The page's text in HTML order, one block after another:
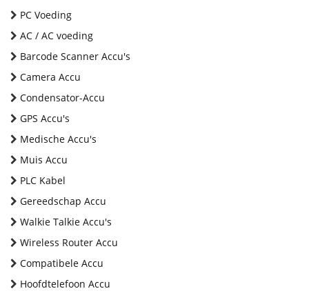
PC Voeding
AC / AC voeding
Barcode Scanner Accu's
Camera Accu
Condensator-Accu
GPS Accu's
Medische Accu's
Muis Accu
PLC Kabel
Gereedschap Accu
Walkie Talkie Accu's
Wireless Router Accu
Compatibele Accu
Hoofdtelefoon Accu